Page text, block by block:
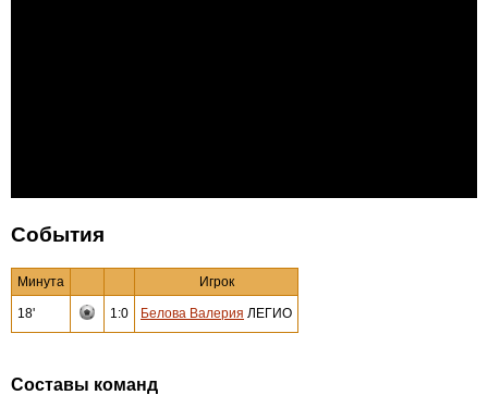
События
Минута Игрок
18' 1:0 Белова Валерия ЛЕГИО
Составы команд